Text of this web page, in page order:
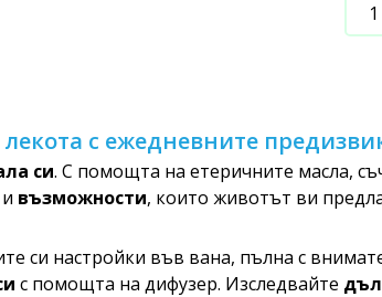
с ежедневните
си. С помощта на етеричните масла,
възможности, които животът ви
си настройки във вана, пълна с
с помощта на дифузер. Изследвайте